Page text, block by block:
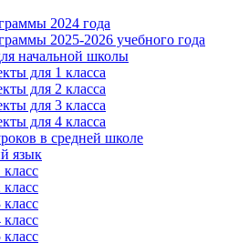
2024 года
2025-2026 учебного года
начальной школы
для 1 класса
для 2 класса
для 3 класса
для 4 класса
в средней школе
язык
класс
класс
класс
класс
класс